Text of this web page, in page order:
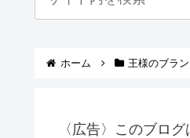
ホーム 王様のブラ
〈広告〉このブロ